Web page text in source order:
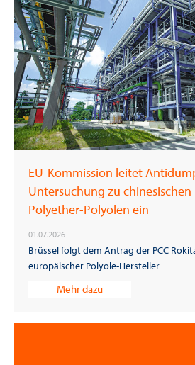
EU-Kommission leitet
Untersuchung zu
Polyether-Polyolen ein
01.07.2026
Brüssel folgt dem Antrag der PCC
europäischer Polyole-Hersteller
Mehr dazu